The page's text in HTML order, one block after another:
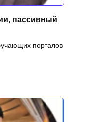
пассивный
порталов